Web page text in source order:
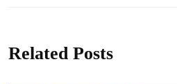
Related Posts